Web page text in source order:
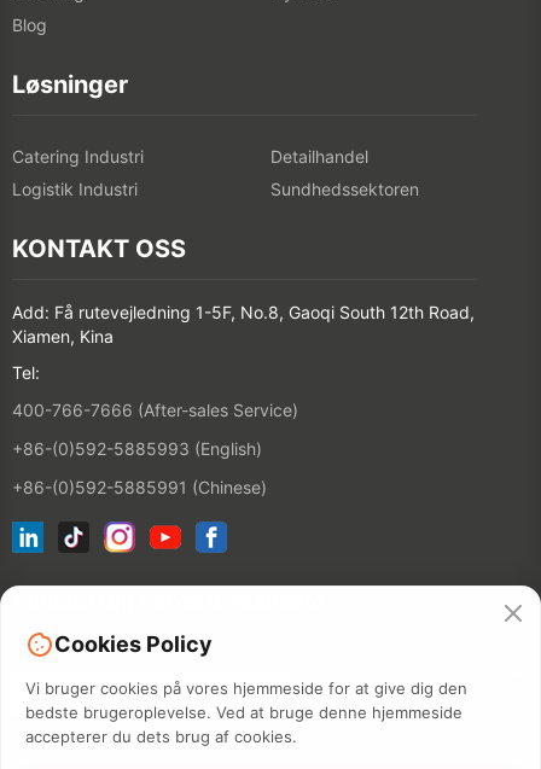
Blog
Løsninger
Catering Industri
Detailhandel
Logistik Industri
Sundhedssektoren
KONTAKT OSS
Add: Få rutevejledning 1-5F, No.8, Gaoqi South 12th Road,
Xiamen, Kina
Tel:
400-766-7666 (After-sales Service)
+86-(0)592-5885993 (English)
+86-(0)592-5885991 (Chinese)
Cookies Policy
Vi bruger cookies på vores hjemmeside for at give dig den
bedste brugeroplevelse. Ved at bruge denne hjemmeside
accepterer du dets brug af cookies.